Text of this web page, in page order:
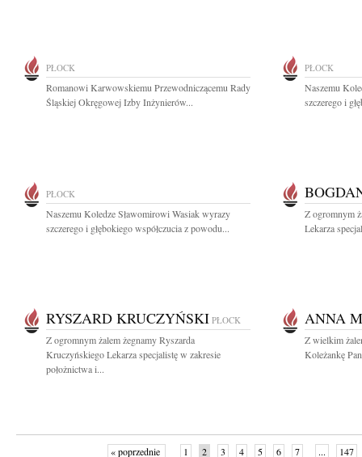
PŁOCK
Romanowi Karwowskiemu Przewodniczącemu Rady
Śląskiej Okręgowej Izby Inżynierów...
PŁOCK
Naszemu
szczerego i
PŁOCK
Naszemu Koledze Sławomirowi Wasiak wyrazy
szczerego i głębokiego współczucia z powodu...
Z ogromnym
Lekarza
RYSZARD KRUCZYŃSKI PŁOCK
Z ogromnym żalem żegnamy Ryszarda
Kruczyńskiego Lekarza specjalistę w zakresie
położnictwa i...
ANNA
Z wielkim
Koleżankę
« poprzednie 1 2 3 4 5 6 7 ... 147